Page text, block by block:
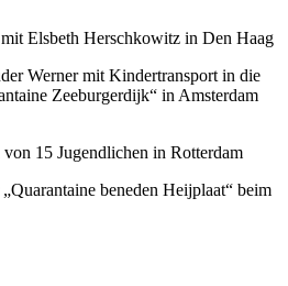
Elsbeth Herschkowitz in Den Haag
Werner mit Kindertransport in die
Zeeburgerdijk“ in Amsterdam
15 Jugendlichen in Rotterdam
beneden Heijplaat“ beim